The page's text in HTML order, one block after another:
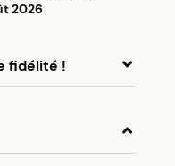
2026
fidélité !